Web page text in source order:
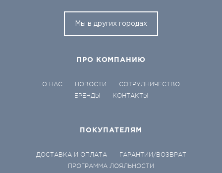
Мы в других городах
ПРО КОМПАНИЮ
О НАС НОВОСТИ
СОТРУДНИЧЕСТВО
БРЕНДЫ
КОНТАКТЫ
ПОКУПАТЕЛЯМ
ДОСТАВКА И ОПЛАТА
ГАРАНТИИ/ВОЗВРАТ
ПРОГРАММА ЛОЯЛЬНОСТИ